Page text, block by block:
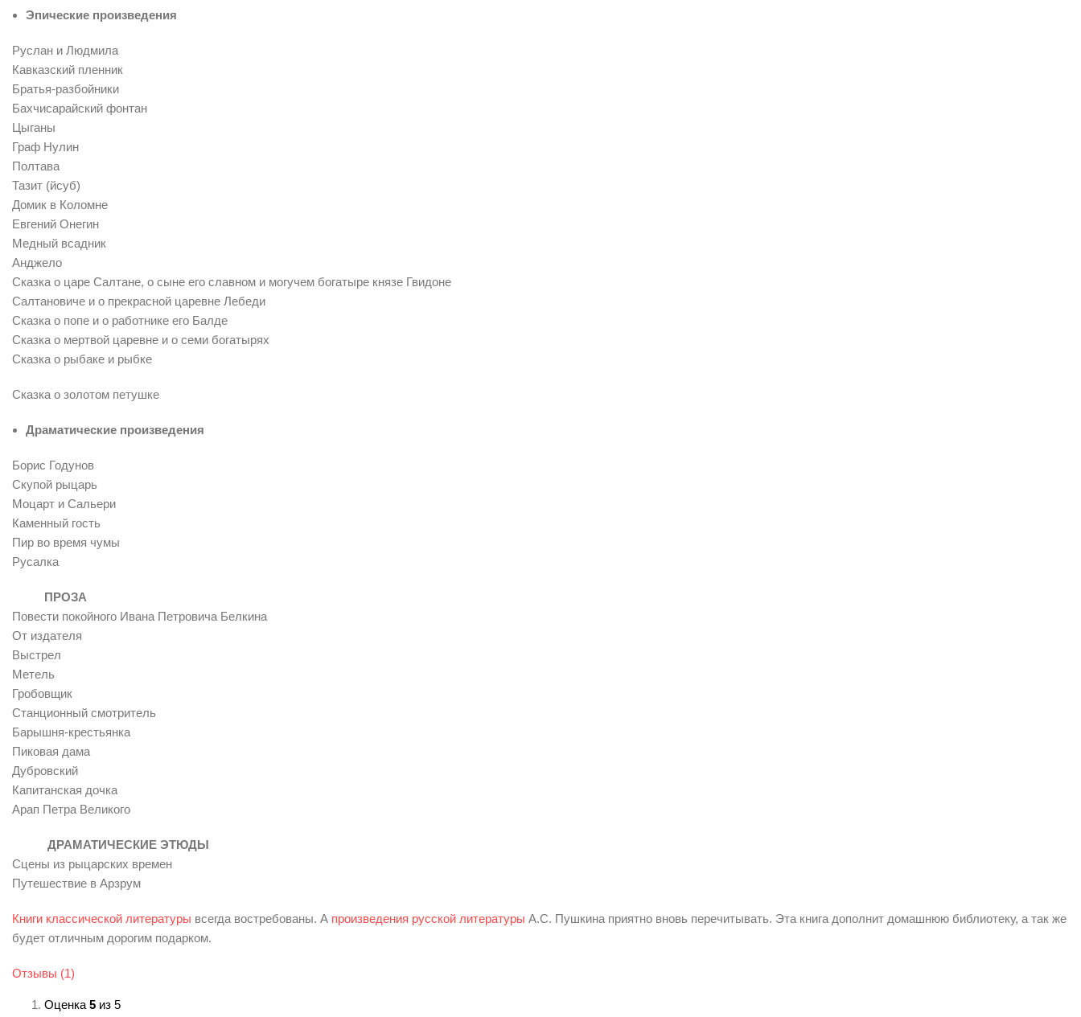
Смотреть видео
Нажмите, чтобы увеличить
Эпические произведения
Руслан и Людмила
Кавказский пленник
Братья-разбойники
Бахчисарайский фонтан
Цыганы
Граф Нулин
Полтава
Тазит (йсуб)
Домик в Коломне
Евгений Онегин
Медный всадник
Анджело
Сказка о царе Салтане, о сыне его славном и могучем богатыре князе Гвидоне
Салтановиче и о прекрасной царевне Лебеди
Сказка о попе и о работнике его Балде
Сказка о мертвой царевне и о семи богатырях
Сказка о рыбаке и рыбке
Сказка о золотом петушке
Драматические произведения
Борис Годунов
Скупой рыцарь
Моцарт и Сальери
Каменный гость
Пир во время чумы
Русалка
ПРОЗА
Повести покойного Ивана Петровича Белкина
От издателя
Выстрел
Метель
Гробовщик
Станционный смотритель
Барышня-крестьянка
Пиковая дама
Дубровский
Капитанская дочка
Арап Петра Великого
ДРАМАТИЧЕСКИЕ ЭТЮДЫ
Сцены из рыцарских времен
Путешествие в Арзрум
Книги классической литературы всегда востребованы. А произведения русской литературы А.С. Пушкина приятно вновь перечитывать. Эта книга дополнит домашнюю библиотеку, а так же
будет отличным дорогим подарком.
Отзывы (1)
Оценка 5 из 5